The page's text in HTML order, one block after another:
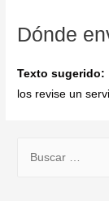
Dónde
Texto sugerido:
los revise un